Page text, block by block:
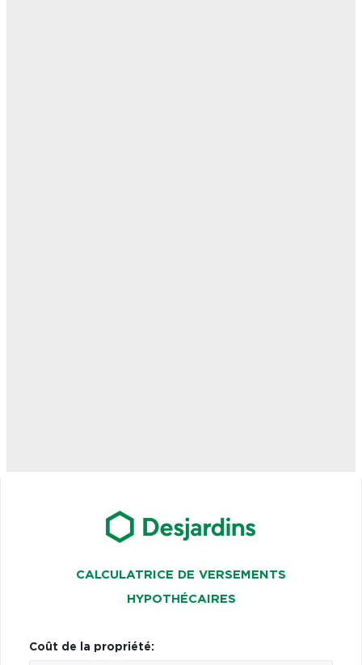
CALCULATRICE DE VERSEMENTS
HYPOTHÉCAIRES
Coût de la propriété: